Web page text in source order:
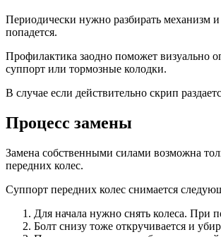
Периодически нужно разбирать механизм
попадется.
Профилактика заодно поможет визуально
суппорт или тормозные колодки.
В случае если действительно скрип
Процесс замены
Замена собственными силами возможна
передних колес.
Суппорт передних колес снимается
Для начала нужно снять колеса. При
Болт снизу тоже откручивается и